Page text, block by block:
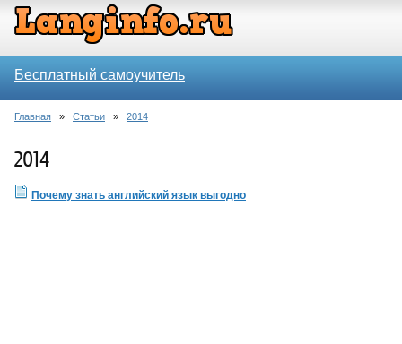
Бесплатный самоучитель
Главная » Статьи » 2014
2014
Почему знать английский язык выгодно